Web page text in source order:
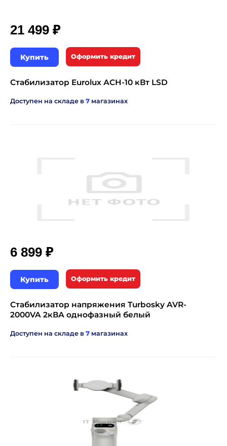
21 499 ₽
Купить Оформить кредит
Стабилизатор Eurolux АСН-10 кВт LSD
Доступен на складе в 7 магазинах
6 899 ₽
Купить Оформить кредит
Стабилизатор напряжения Turbosky AVR-
2000VA 2кВА однофазный белый
Доступен на складе в 7 магазинах